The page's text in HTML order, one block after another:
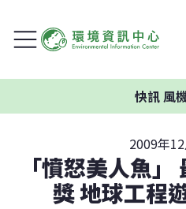
快訊風機
2009年
「憤怒美人魚
獎 地球工程